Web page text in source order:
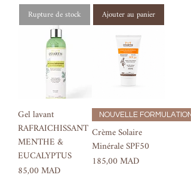
Rupture de stock Ajouter au panier
Gel lavant
RAFRAICHISSANT
MENTHE &
EUCALYPTUS
Prix
85,00 MAD
NOUVELLE FORMULATION
Crème Solaire
Minérale SPF50
Prix
185,00 MAD